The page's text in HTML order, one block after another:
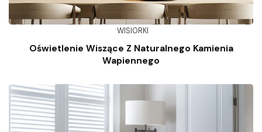
WISIORKI
Oświetlenie Wiszące Z Naturalnego Kamienia
Wapiennego